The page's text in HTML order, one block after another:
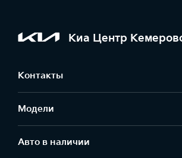
Киа Центр
Контакты
Модели
Авто в наличии